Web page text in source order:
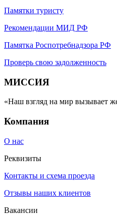
Памятки туристу
Рекомендации МИД РФ
Памятка Роспотребнадзора РФ
Проверь свою задолженность
МИССИЯ
«Наш взгляд на мир вызывает
Компания
О нас
Реквизиты
Контакты и схема проезда
Отзывы наших клиентов
Вакансии